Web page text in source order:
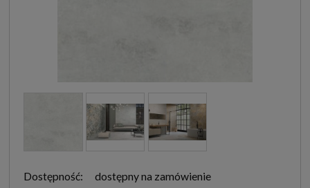
Dostępność:
dostępny na zamówienie